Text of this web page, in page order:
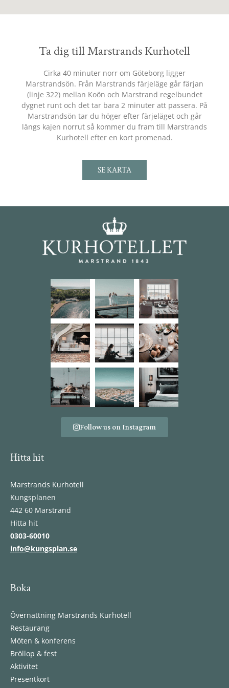
Ta dig till Marstrands Kurhotell
Cirka 40 minuter norr om Göteborg ligger
Marstrandsön. Från Marstrands färjeläge går färjan
(linje 322) mellan Koön och Marstrand regelbundet
dygnet runt och det tar bara 2 minuter att passera. På
Marstrandsön tar du höger efter färjeläget och går
längs kajen norrut så kommer du fram till Marstrands
Kurhotell efter en kort promenad.
SE KARTA
Follow us on Instagram
Hitta hit
Marstrands Kurhotell
Kungsplanen
442 60 Marstrand
Hitta hit
0303-60010
info@kungsplan.se
Boka
Övernattning Marstrands Kurhotell
Restaurang
Möten & konferens
Bröllop & fest
Aktivitet
Presentkort